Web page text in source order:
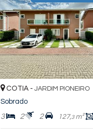
COTIA - JARDIM PIONEIRO
Sobrado
3 2 2 127,3m²